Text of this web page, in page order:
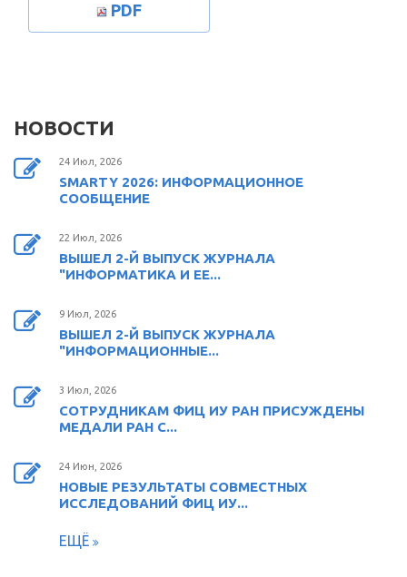
PDF
НОВОСТИ
24 Июл, 2026
SMARTY 2026: ИНФОРМАЦИОННОЕ
СООБЩЕНИЕ
22 Июл, 2026
ВЫШЕЛ 2-Й ВЫПУСК ЖУРНАЛА
"ИНФОРМАТИКА И ЕЕ...
9 Июл, 2026
ВЫШЕЛ 2-Й ВЫПУСК ЖУРНАЛА
"ИНФОРМАЦИОННЫЕ...
3 Июл, 2026
СОТРУДНИКАМ ФИЦ ИУ РАН ПРИСУЖДЕНЫ
МЕДАЛИ РАН С...
24 Июн, 2026
НОВЫЕ РЕЗУЛЬТАТЫ СОВМЕСТНЫХ
ИССЛЕДОВАНИЙ ФИЦ ИУ...
ЕЩЁ